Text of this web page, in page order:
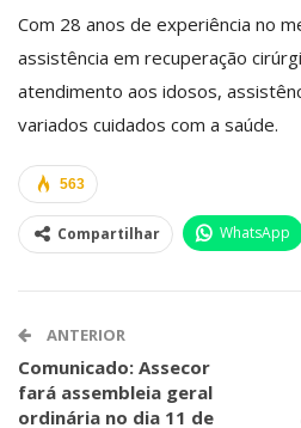
Com 28 anos de experiência no
assistência em recuperação
atendimento aos idosos,
variados cuidados com a saúde.
563
Compartilhar WhatsApp
ANTERIOR
Comunicado: Assecor
fará assembleia geral
ordinária no dia 11 de